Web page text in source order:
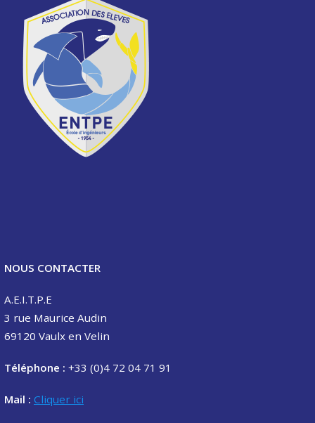
NOUS CONTACTER
A.E.I.T.P.E
3 rue Maurice Audin
69120 Vaulx en Velin
Téléphone : +33 (0)4 72 04 71 91
Mail : Cliquer ici